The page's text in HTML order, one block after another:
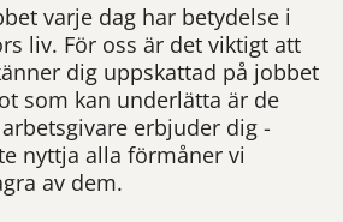
varje dag har betydelse i
liv. För oss är det viktigt att
dig uppskattad på jobbet
som kan underlätta är de
erbjuder dig -
nyttja alla förmåner vi
av dem.